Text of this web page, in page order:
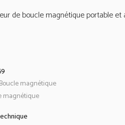
de boucle magnétique portable et
Boucle magnétique
magnétique